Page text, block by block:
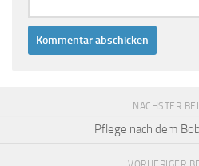
NÄCHSTER
Pflege nach dem